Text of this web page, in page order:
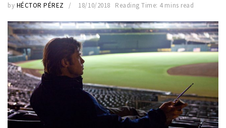
by HÉCTOR PÉREZ 18/10/2018 Reading Time: 4 mins read